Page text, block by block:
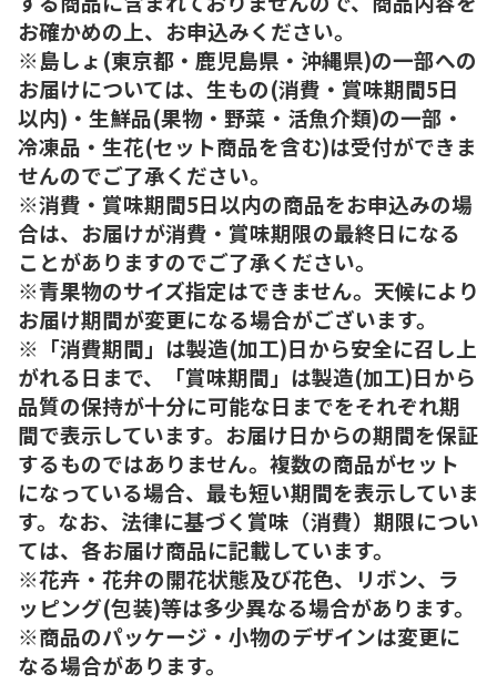
お確かめの上、お申込みください。
※島しょ(東京都・鹿児島県・沖縄県)の一部への
お届けについては、生もの(消費・賞味期間5日
以内)・生鮮品(果物・野菜・活魚介類)の一部・
冷凍品・生花(セット商品を含む)は受付ができま
せんのでご了承ください。
※消費・賞味期間5日以内の商品をお申込みの場
合は、お届けが消費・賞味期限の最終日になる
ことがありますのでご了承ください。
※青果物のサイズ指定はできません。天候により
お届け期間が変更になる場合がございます。
※「消費期間」は製造(加工)日から安全に召し上
がれる日まで、「賞味期間」は製造(加工)日から
品質の保持が十分に可能な日までをそれぞれ期
間で表示しています。お届け日からの期間を保証
するものではありません。複数の商品がセット
になっている場合、最も短い期間を表示していま
す。なお、法律に基づく賞味（消費）期限につい
ては、各お届け商品に記載しています。
※花卉・花弁の開花状態及び花色、リボン、ラ
ッピング(包装)等は多少異なる場合があります。
※商品のパッケージ・小物のデザインは変更に
なる場合があります。